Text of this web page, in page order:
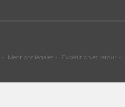
Mentions légales Expédition et retour